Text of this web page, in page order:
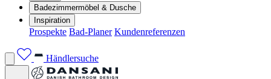
Badezimmermöbel & Dusche
Inspiration
Prospekte Bad-Planer Kundenreferenzen
Händlersuche